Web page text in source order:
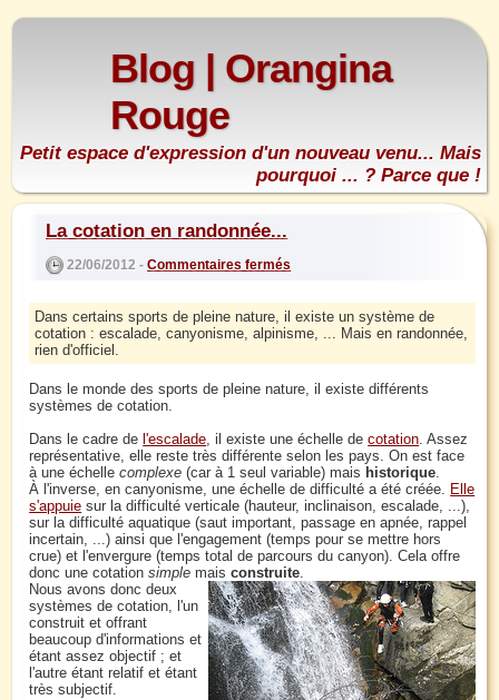
Blog | Orangina
Rouge
Petit espace d'expression d'un nouveau venu... Mais
pourquoi ... ? Parce que !
La cotation en randonnée...
22/06/2012 -Commentaires fermés
Dans certains sports de pleine nature, il existe un système de
cotation : escalade, canyonisme, alpinisme, ... Mais en randonnée,
rien d'officiel.
Dans le monde des sports de pleine nature, il existe différents
systèmes de cotation.
Dans le cadre de l'escalade, il existe une échelle decotation. Assez
représentative, elle reste très différente selon les pays. On est face
à une échellecomplexe (car à 1 seul variable) mais historique.
À l'inverse, en canyonisme, une échelle de difficulté a été créée. Elle
s'appuie sur la difficulté verticale (hauteur, inclinaison, escalade, ...),
sur la difficulté aquatique (saut important, passage en apnée, rappel
incertain, ...) ainsi que l'engagement (temps pour se mettre hors
crue) et l'envergure (temps total de parcours du canyon). Cela offre
donc une cotationsimple maisconstruite.
Nous avons donc deux
systèmes de cotation, l'un
construit et offrant
beaucoup d'informations et
étant assez objectif ; et
l'autre étant relatif et étant
très subjectif.